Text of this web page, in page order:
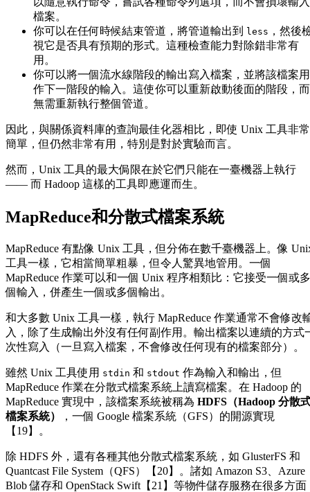
檔案。
你可以在任何時候結束管道，將管道輸出到
less ，然後
視它是否具有預期的形式。這種檢查能力對除錯非常有
用。
你可以將一個流水線階段的輸出寫入檔案，並將該檔案用
作下一階段的輸入。這使你可以重新啟動後面的階段，而
無需重新執行整個管道。
因此，與關係資料庫的查詢最佳化器相比，即使 Unix 工具非常
簡單，但仍然非常有用，特別是對於實驗而言。
然而，Unix 工具的最大侷限在於它們只能在一臺機器上執行
—— 而 Hadoop 這樣的工具即應運而生。
MapReduce和分散式檔案系統
MapReduce 有點像 Unix 工具，但分佈在數千臺機器上。像
工具一樣，它相當簡單粗暴，但令人驚異地管用。一個
MapReduce 作業可以和一個 Unix 程序相類比：它接受一個或多
個輸入，併產生一個或多個輸出。
和大多數 Unix 工具一樣，執行 MapReduce 作業通常不會修改
入，除了生成輸出外沒有任何副作用。輸出檔案以連續的方式
次性寫入（一旦寫入檔案，不會修改任何現有的檔案部分）。
雖然 Unix 工具使用 stdin 和 stdout 作為輸入和輸出，但
MapReduce 作業在分散式檔案系統上讀寫檔案。在 Hadoop 的
MapReduce 實現中，該檔案系統被稱為 HDFS（Hadoop 分散
檔案系統）
，一個 Google 檔案系統（GFS）的開源實現
【19】。
除 HDFS 外，還有各種其他分散式檔案系統，如 GlusterFS 和
Quantcast File System（QFS）【20】。諸如 Amazon S3、Azure
Blob 儲存和 OpenStack Swift【21】等物件儲存服務在很多方面